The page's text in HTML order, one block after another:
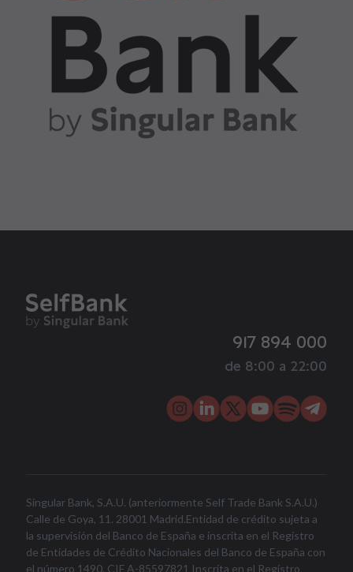
917 894 000
de 8:00 a 22:00
Singular Bank, S.A.U. (anteriormente Self Trade Bank S.A.U.)
Calle de Goya, 11. 28001 Madrid.Entidad de crédito sujeta a
la supervisión del Banco de España e inscrita en el Registro
de Entidades de Crédito Nacionales del Banco de España con
el número 1490. CIF A-85597821 Inscrita en el Registro